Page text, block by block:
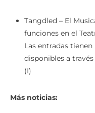
Tangdled – El
funciones en el
Las entradas
disponibles a
(I)
Más noticias: